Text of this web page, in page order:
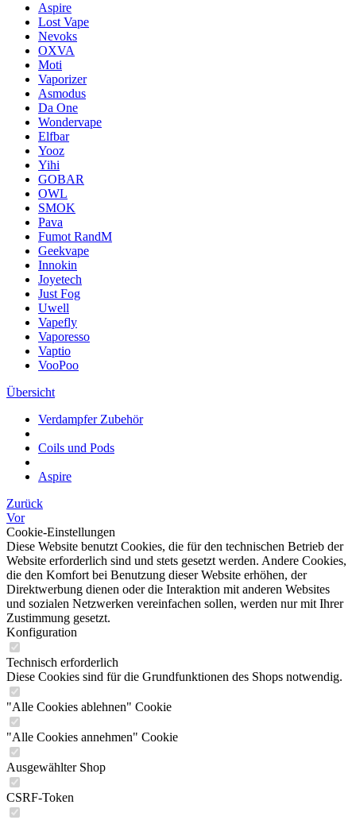
Aspire
Lost Vape
Nevoks
OXVA
Moti
Vaporizer
Asmodus
Da One
Wondervape
Elfbar
Yooz
Yihi
GOBAR
OWL
SMOK
Pava
Fumot RandM
Geekvape
Innokin
Joyetech
Just Fog
Uwell
Vapefly
Vaporesso
Vaptio
VooPoo
Übersicht
Verdampfer Zubehör
Coils und Pods
Aspire
Zurück
Vor
Cookie-Einstellungen
Diese Website benutzt Cookies, die für den technischen Betrieb der
Website erforderlich sind und stets gesetzt werden. Andere Cookies,
die den Komfort bei Benutzung dieser Website erhöhen, der
Direktwerbung dienen oder die Interaktion mit anderen Websites
und sozialen Netzwerken vereinfachen sollen, werden nur mit Ihrer
Zustimmung gesetzt.
Konfiguration
Technisch erforderlich
Diese Cookies sind für die Grundfunktionen des Shops notwendig.
"Alle Cookies ablehnen" Cookie
"Alle Cookies annehmen" Cookie
Ausgewählter Shop
CSRF-Token